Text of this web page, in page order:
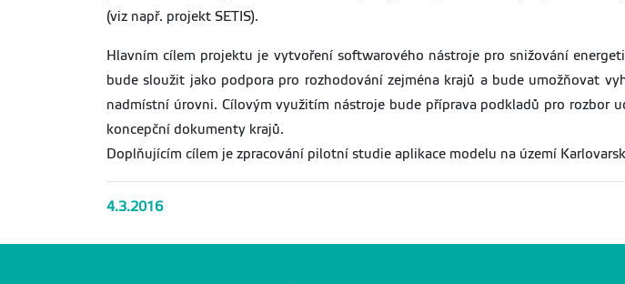
(viz např. projekt SETIS).
Hlavním cílem projektu je vytvoření softwarového nástroje pro snižování
bude sloužit jako podpora pro rozhodování zejména krajů a bude umožňovat
nadmístní úrovni. Cílovým využitím nástroje bude příprava podkladů pro rozbor
koncepční dokumenty krajů.
Doplňujícím cílem je zpracování pilotní studie aplikace modelu na území
4.3.2016